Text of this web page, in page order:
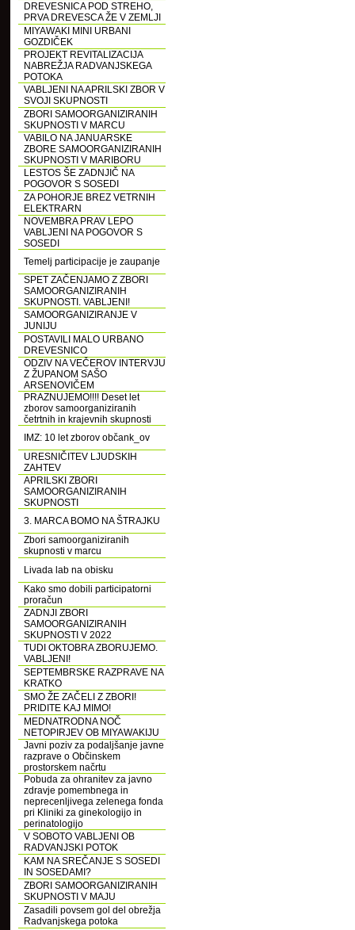
DREVESNICA POD STREHO,
PRVA DREVESCA ŽE V ZEMLJI
MIYAWAKI MINI URBANI
GOZDIČEK
PROJEKT REVITALIZACIJA
NABREŽJA RADVANJSKEGA
POTOKA
VABLJENI NA APRILSKI ZBOR V
SVOJI SKUPNOSTI
ZBORI SAMOORGANIZIRANIH
SKUPNOSTI V MARCU
VABILO NA JANUARSKE
ZBORE SAMOORGANIZIRANIH
SKUPNOSTI V MARIBORU
LESTOS ŠE ZADNJIČ NA
POGOVOR S SOSEDI
ZA POHORJE BREZ VETRNIH
ELEKTRARN
NOVEMBRA PRAV LEPO
VABLJENI NA POGOVOR S
SOSEDI
Temelj participacije je zaupanje
SPET ZAČENJAMO Z ZBORI
SAMOORGANIZIRANIH
SKUPNOSTI. VABLJENI!
SAMOORGANIZIRANJE V
JUNIJU
POSTAVILI MALO URBANO
DREVESNICO
ODZIV NA VEČEROV INTERVJU
Z ŽUPANOM SAŠO
ARSENOVIČEM
PRAZNUJEMO!!!! Deset let
zborov samoorganiziranih
četrtnih in krajevnih skupnosti
IMZ: 10 let zborov občank_ov
URESNIČITEV LJUDSKIH
ZAHTEV
APRILSKI ZBORI
SAMOORGANIZIRANIH
SKUPNOSTI
3. MARCA BOMO NA ŠTRAJKU
Zbori samoorganiziranih
skupnosti v marcu
Livada lab na obisku
Kako smo dobili participatorni
proračun
ZADNJI ZBORI
SAMOORGANIZIRANIH
SKUPNOSTI V 2022
TUDI OKTOBRA ZBORUJEMO.
VABLJENI!
SEPTEMBRSKE RAZPRAVE NA
KRATKO
SMO ŽE ZAČELI Z ZBORI!
PRIDITE KAJ MIMO!
MEDNATRODNA NOČ
NETOPIRJEV OB MIYAWAKIJU
Javni poziv za podaljšanje javne
razprave o Občinskem
prostorskem načrtu
Pobuda za ohranitev za javno
zdravje pomembnega in
neprecenljivega zelenega fonda
pri Kliniki za ginekologijo in
perinatologijo
V SOBOTO VABLJENI OB
RADVANJSKI POTOK
KAM NA SREČANJE S SOSEDI
IN SOSEDAMI?
ZBORI SAMOORGANIZIRANIH
SKUPNOSTI V MAJU
Zasadili povsem gol del obrežja
Radvanjskega potoka